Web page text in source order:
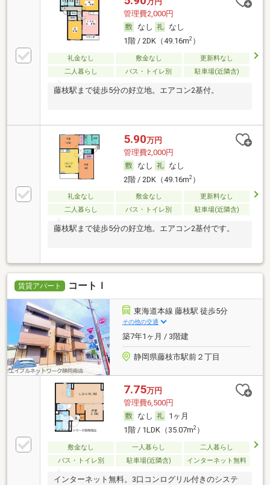
管理費2,000円
なし
なし
1階 / 2DK（49.16m2）
礼金なし 敷金なし
更新料なし
二人暮らし
バス・トイレ別 駐車場(近隣含)
藤枝駅まで徒歩5分の好立地。エアコン2基付。
5.90万円
管理費2,000円
なし
なし
2階 / 2DK（49.16m2）
礼金なし 敷金なし
更新料なし
二人暮らし
バス・トイレ別 駐車場(近隣含)
藤枝駅まで徒歩5分の好立地。エアコン2基付です。
賃貸アパート コートＩ
東海道本線 藤枝駅 徒歩5分
その他の交通
築7年1ヶ月 / 3階建
静岡県藤枝市駅前２丁目
7.75万円
管理費6,500円
なし
1ヶ月
1階 / 1LDK（35.07m2）
敷金なし 一人暮らし
二人暮らし
バス・トイレ別
駐車場(近隣含) インターネット無料
インターネット無料。3口コンログリル付きのシステ